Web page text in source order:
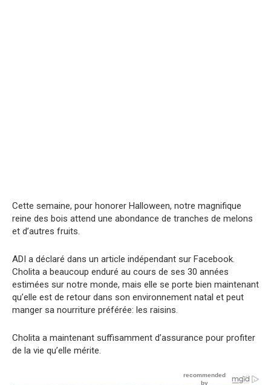
Cette semaine, pour honorer Halloween, notre magnifique
reine des bois attend une abondance de tranches de melons
et d’autres fruits.
ADI a déclaré dans un article indépendant sur Facebook.
Cholita a beaucoup enduré au cours de ses 30 années
estimées sur notre monde, mais elle se porte bien maintenant
qu’elle est de retour dans son environnement natal et peut
manger sa nourriture préférée: les raisins.
Cholita a maintenant suffisamment d’assurance pour profiter
de la vie qu’elle mérite.